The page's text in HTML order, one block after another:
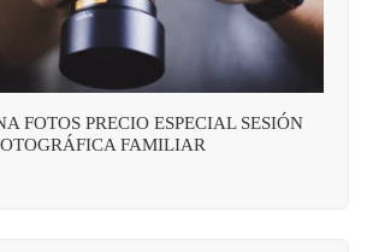
FOTOS PRECIO ESPECIAL SESIÓN
FAMILIAR